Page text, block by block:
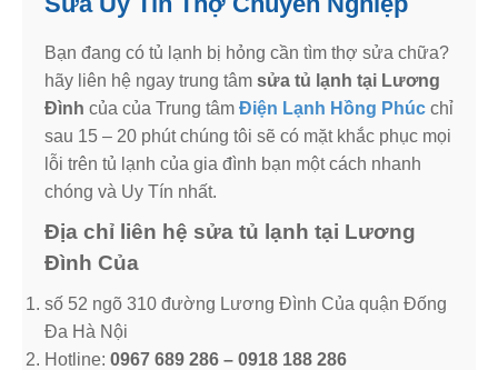
Bạn đang có tủ lạnh bị hỏng cần tìm thợ sửa chữa?
hãy liên hệ ngay trung tâm sửa tủ lạnh tại Lương
Đình của của Trung tâm Điện Lạnh Hồng Phúc chỉ
sau 15 – 20 phút chúng tôi sẽ có mặt khắc phục mọi
lỗi trên tủ lạnh của gia đình bạn một cách nhanh
chóng và Uy Tín nhất.
Địa chỉ liên hệ sửa tủ lạnh tại Lương
Đình Của
số 52 ngõ 310 đường Lương Đình Của quận Đống
Đa Hà Nội
Hotline: 0967 689 286 – 0918 188 286